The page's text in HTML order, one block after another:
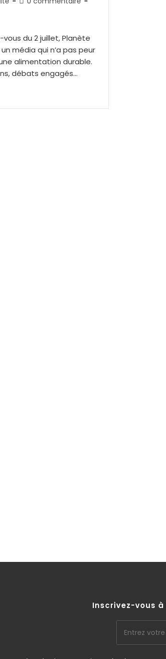
vous du 2 juillet, Planète
média qui n’a pas peur
alimentation durable.
débats engagés…
Inscrivez-vous